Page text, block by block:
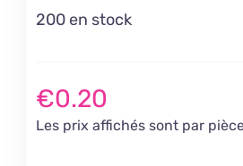
200 en stock
€0.20
Les prix affichés sont par